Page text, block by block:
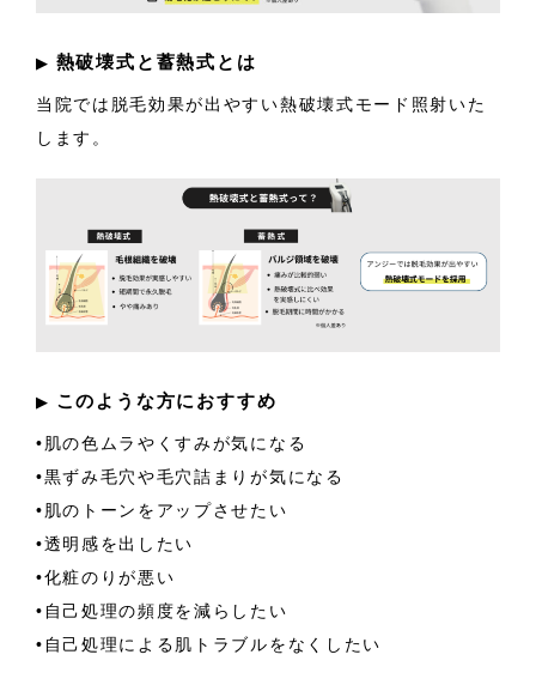
▶︎ 熱破壊式と蓄熱式とは
当院では脱毛効果が出やすい熱破壊式モード照射いた
します。
▶︎ このような方におすすめ
•肌の色ムラやくすみが気になる
•黒ずみ毛穴や毛穴詰まりが気になる
•肌のトーンをアップさせたい
•透明感を出したい
•化粧のりが悪い
•自己処理の頻度を減らしたい
•自己処理による肌トラブルをなくしたい